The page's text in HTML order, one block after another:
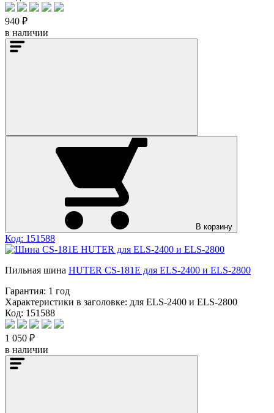
940 ₽
в наличии
В корзину
Код: 151588
Пильная шина HUTER CS-181E для ELS-2400 и ELS-2800
Гарантия: 1 год
Характеристики в заголовке: для ELS-2400 и ELS-2800
Код: 151588
1 050 ₽
в наличии